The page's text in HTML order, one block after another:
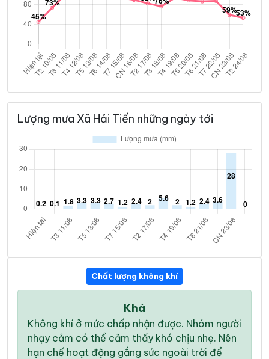
Lượng mưa Xã Hải Tiến những ngày tới
Chất lượng không khí
Khá
Không khí ở mức chấp nhận được. Nhóm người
nhạy cảm có thể cảm thấy khó chịu nhẹ. Nên
hạn chế hoạt động gắng sức ngoài trời để